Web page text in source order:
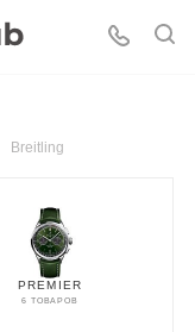
Breitling
PREMIER
6 ТОВАРОВ